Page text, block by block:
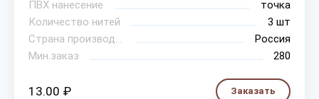
ПВХ нанесение
точка
Количество нитей
3 шт
Страна производитель
Россия
Мин.заказ
280
13.00 ₽ Заказать